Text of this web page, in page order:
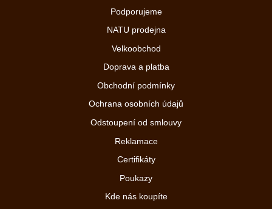
Podporujeme
NATU prodejna
Velkoobchod
Doprava a platba
Obchodní podmínky
Ochrana osobních údajů
Odstoupení od smlouvy
Reklamace
Certifikáty
Poukazy
Kde nás koupíte